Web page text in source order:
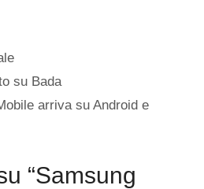
su Bada
arriva su Android e
“Samsung